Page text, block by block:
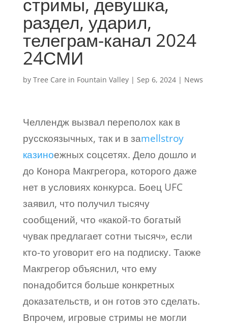
раздел, ударил,
телеграм-канал 2024
24СМИ
by Tree Care in Fountain Valley| Sep 6, 2024| News
Челлендж вызвал переполох как в
русскоязычных, так и в заmellstroy
казиноежных соцсетях. Дело дошло и
до Конора Макгрегора, которого даже
нет в условиях конкурса. Боец UFC
заявил, что получил тысячу
сообщений, что «какой-то богатый
чувак предлагает сотни тысяч», если
кто-то уговорит его на подписку. Также
Макгрегор объяснил, что ему
понадобится больше конкретных
доказательств, и он готов это сделать.
Впрочем, игровые стримы не могли